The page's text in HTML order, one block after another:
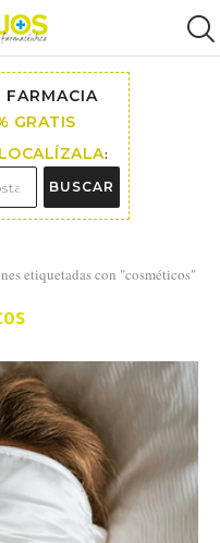
FARMACIA
GRATIS
LOCALÍZALA:
BUSCAR
etiquetadas con "cosméticos"